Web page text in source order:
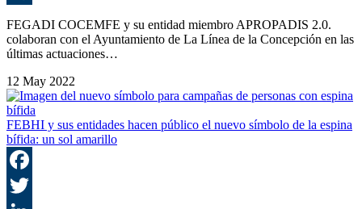
FEGADI COCEMFE y su entidad miembro APROPADIS 2.0.
colaboran con el Ayuntamiento de La Línea de la Concepción en las
últimas actuaciones…
12 May 2022
FEBHI y sus entidades hacen público el nuevo símbolo de la espina
bífida: un sol amarillo